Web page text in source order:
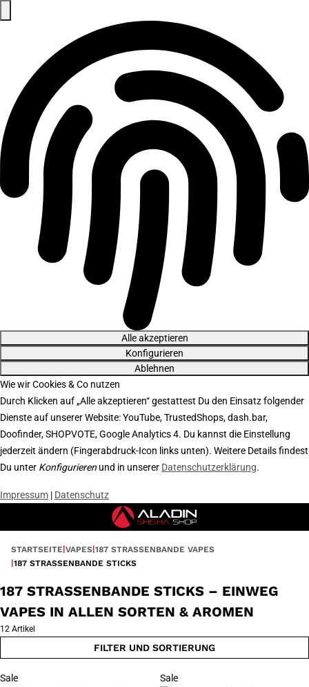
Alle akzeptieren
Konfigurieren
Ablehnen
Wie wir Cookies & Co nutzen
Durch Klicken auf „Alle akzeptieren“ gestattest Du den Einsatz folgender
Dienste auf unserer Website: YouTube, TrustedShops, dash.bar,
Doofinder, SHOPVOTE, Google Analytics 4. Du kannst die Einstellung
jederzeit ändern (Fingerabdruck-Icon links unten). Weitere Details findest
Du unter Konfigurieren und in unserer Datenschutzerklärung.
Impressum | Datenschutz
STARTSEITE VAPES 187 STRASSENBANDE VAPES
187 STRASSENBANDE STICKS
Sale Sale
187 STRASSENBANDE STICKS – EINWEG
VAPES IN ALLEN SORTEN & AROMEN
12 Artikel
FILTER UND SORTIERUNG